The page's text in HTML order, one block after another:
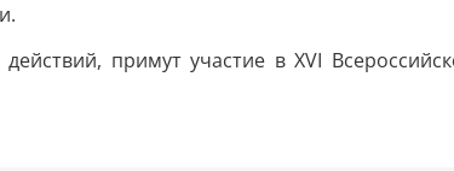
примут участие в XVI